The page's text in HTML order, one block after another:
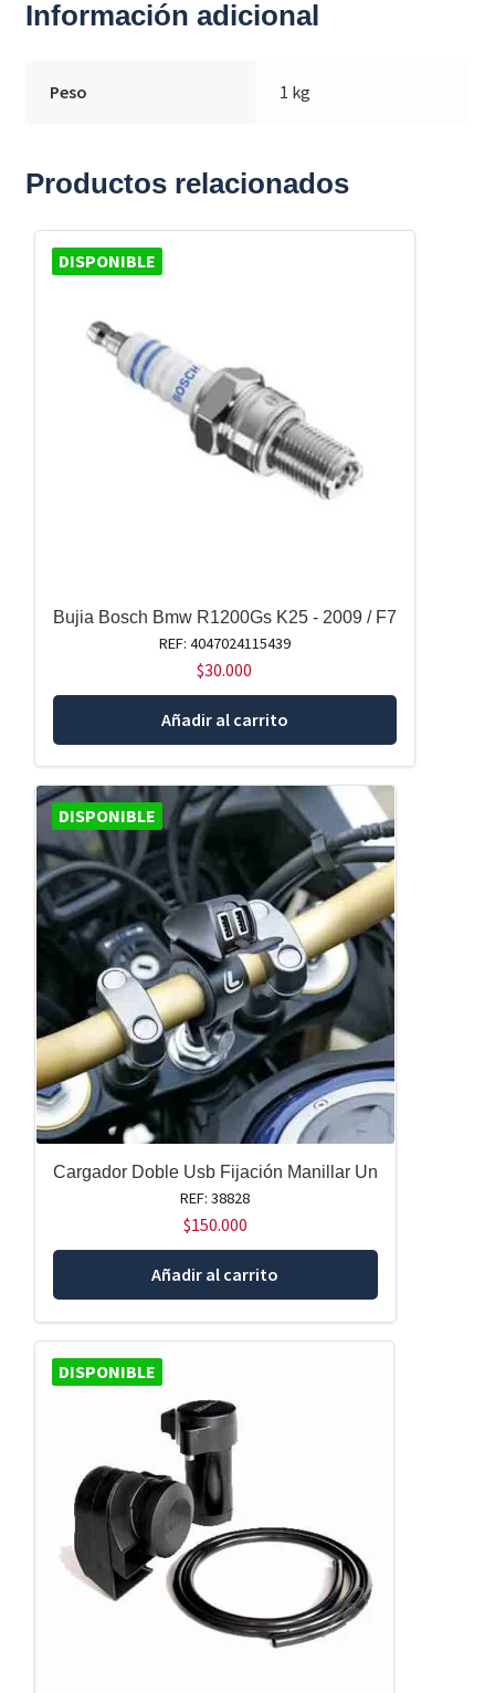
Información adicional
Peso 1 kg
Productos relacionados
DISPONIBLE
Bujia Bosch Bmw R1200Gs K25 - 2009 / F7
REF: 4047024115439
$30.000
Añadir al carrito
DISPONIBLE
Cargador Doble Usb Fijación Manillar Un
REF: 38828
$150.000
Añadir al carrito
DISPONIBLE